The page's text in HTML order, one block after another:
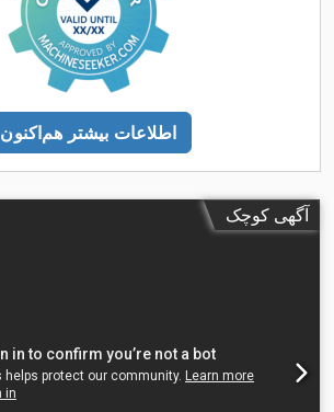
اطلاعات بیشتر هم‌اکنون
آگهی کوچک